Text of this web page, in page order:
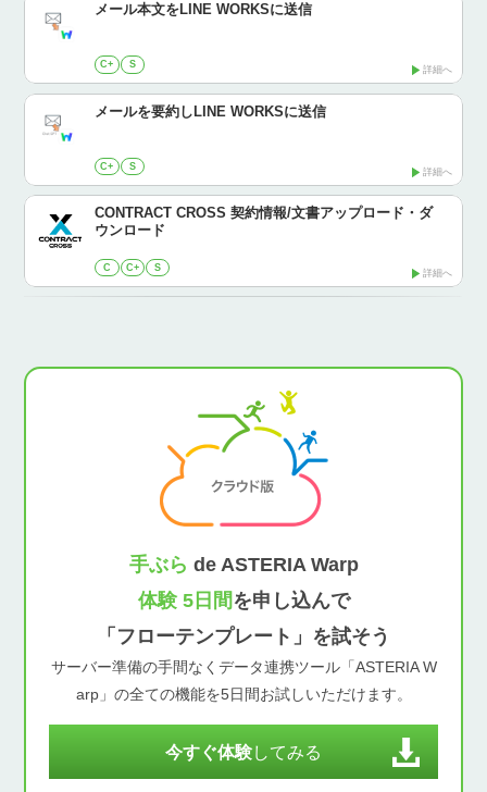
メール本文をLINE WORKSに送信
C+ S 詳細へ
メールを要約しLINE WORKSに送信
C+ S 詳細へ
CONTRACT CROSS 契約情報/文書アップロード・ダ
ウンロード
C C+ S 詳細へ
手ぶら de ASTERIA Warp
体験 5日間を申し込んで
「フローテンプレート」を試そう
サーバー準備の手間なくデータ連携ツール「ASTERIA W
arp」の全ての機能を5日間お試しいただけます。
今すぐ体験してみる